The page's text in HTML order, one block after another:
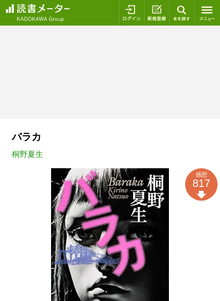
ログイン 新規登録
バラカ
桐野夏生
感想
817